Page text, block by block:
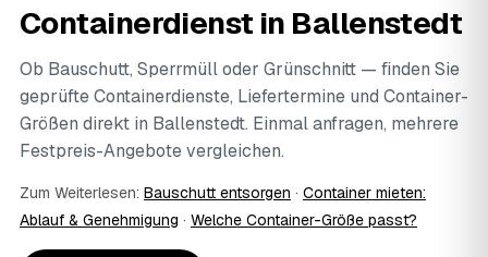
Containerdienst in Ballenstedt
Ob Bauschutt, Sperrmüll oder Grünschnitt — finden Sie
geprüfte Containerdienste, Liefertermine und Container-
Größen direkt in Ballenstedt. Einmal anfragen, mehrere
Festpreis-Angebote vergleichen.
Zum Weiterlesen: Bauschutt entsorgen · Container mieten:
Ablauf & Genehmigung · Welche Container-Größe passt?